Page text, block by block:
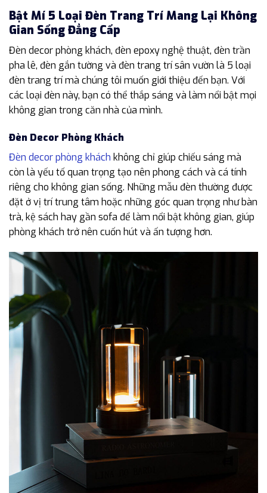
Bật Mí 5 Loại Đèn Trang Trí Mang Lại Không
Gian Sống Đẳng Cấp
Đèn decor phòng khách, đèn epoxy nghệ thuật, đèn trần
pha lê, đèn gắn tường và đèn trang trí sân vườn là 5 loại
đèn trang trí mà chúng tôi muốn giới thiệu đến bạn. Với
các loại đèn này, bạn có thể thắp sáng và làm nổi bật mọi
không gian trong căn nhà của mình.
Đèn Decor Phòng Khách
Đèn decor phòng khách không chỉ giúp chiếu sáng mà
còn là yếu tố quan trọng tạo nên phong cách và cá tính
riêng cho không gian sống. Những mẫu đèn thường được
đặt ở vị trí trung tâm hoặc những góc quan trọng như bàn
trà, kệ sách hay gần sofa để làm nổi bật không gian, giúp
phòng khách trở nên cuốn hút và ấn tượng hơn.